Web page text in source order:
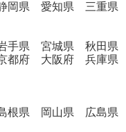
岡県 愛知県 三重県
手県 宮城県 秋田県
都府 大阪府 兵庫県
根県 岡山県 広島県